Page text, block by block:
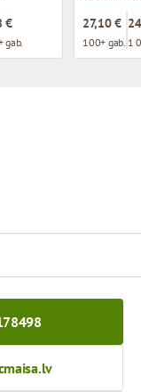
€
gab.
27,10 €
100+ gab. 1